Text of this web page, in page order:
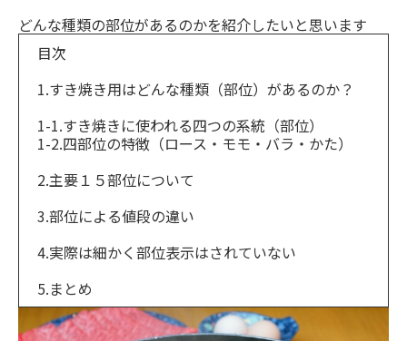
どんな種類の部位があるのかを紹介したいと思います
目次
1.すき焼き用はどんな種類（部位）があるのか？
1-1.すき焼きに使われる四つの系統（部位）
1-2.四部位の特徴（ロース・モモ・バラ・かた）
2.主要１５部位について
3.部位による値段の違い
4.実際は細かく部位表示はされていない
5.まとめ